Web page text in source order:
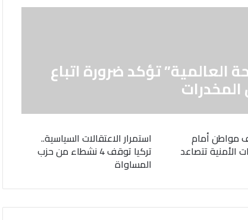
العالمية” تؤكد ضرورة اتباع
مواطن أمام
الأمنية تتصاعد
استمرار الاعتقالات السياسية..
تركيا توقف 4 نشطاء من حزب
المساواة